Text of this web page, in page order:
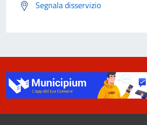
Segnala disservizio